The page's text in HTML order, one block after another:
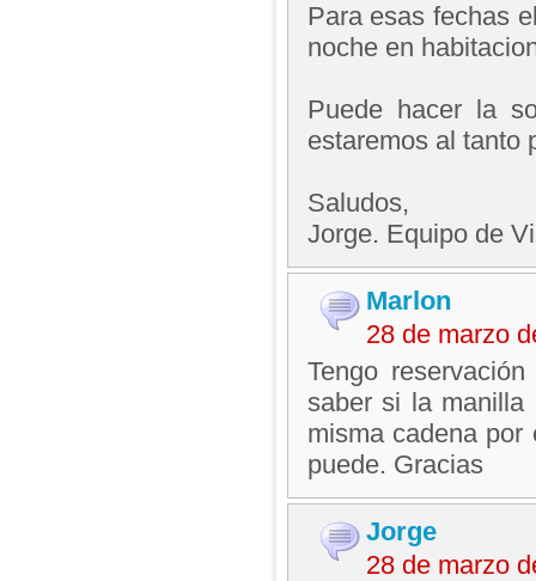
Para esas fechas
noche en
Puede hacer la
estaremos al tanto
Saludos,
Jorge. Equipo de
Marlon
28 de marzo
Tengo
saber si la manilla
misma cadena
puede. Gracias
Jorge
28 de marzo